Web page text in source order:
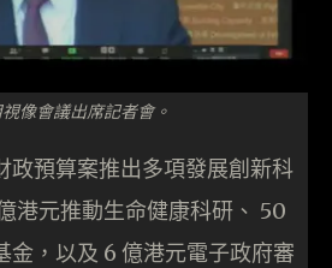
像會議出席記者會。
政預算案推出多項發展創新科
港元推動生命健康科研、 50
金，以及 6 億港元電子政府審